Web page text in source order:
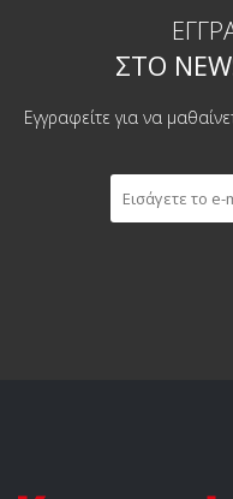
ΣΤΟ
Εγγραφείτε για να